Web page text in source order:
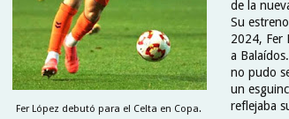
Fer López debutó para el Celta en Copa.
de la
Su
2024, Fer
a
no pudo
un
reflejaba